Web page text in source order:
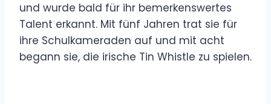
und wurde bald für ihr bemerkenswertes
Talent erkannt. Mit fünf Jahren trat sie für
ihre Schulkameraden auf und mit acht
begann sie, die irische Tin Whistle zu spielen.